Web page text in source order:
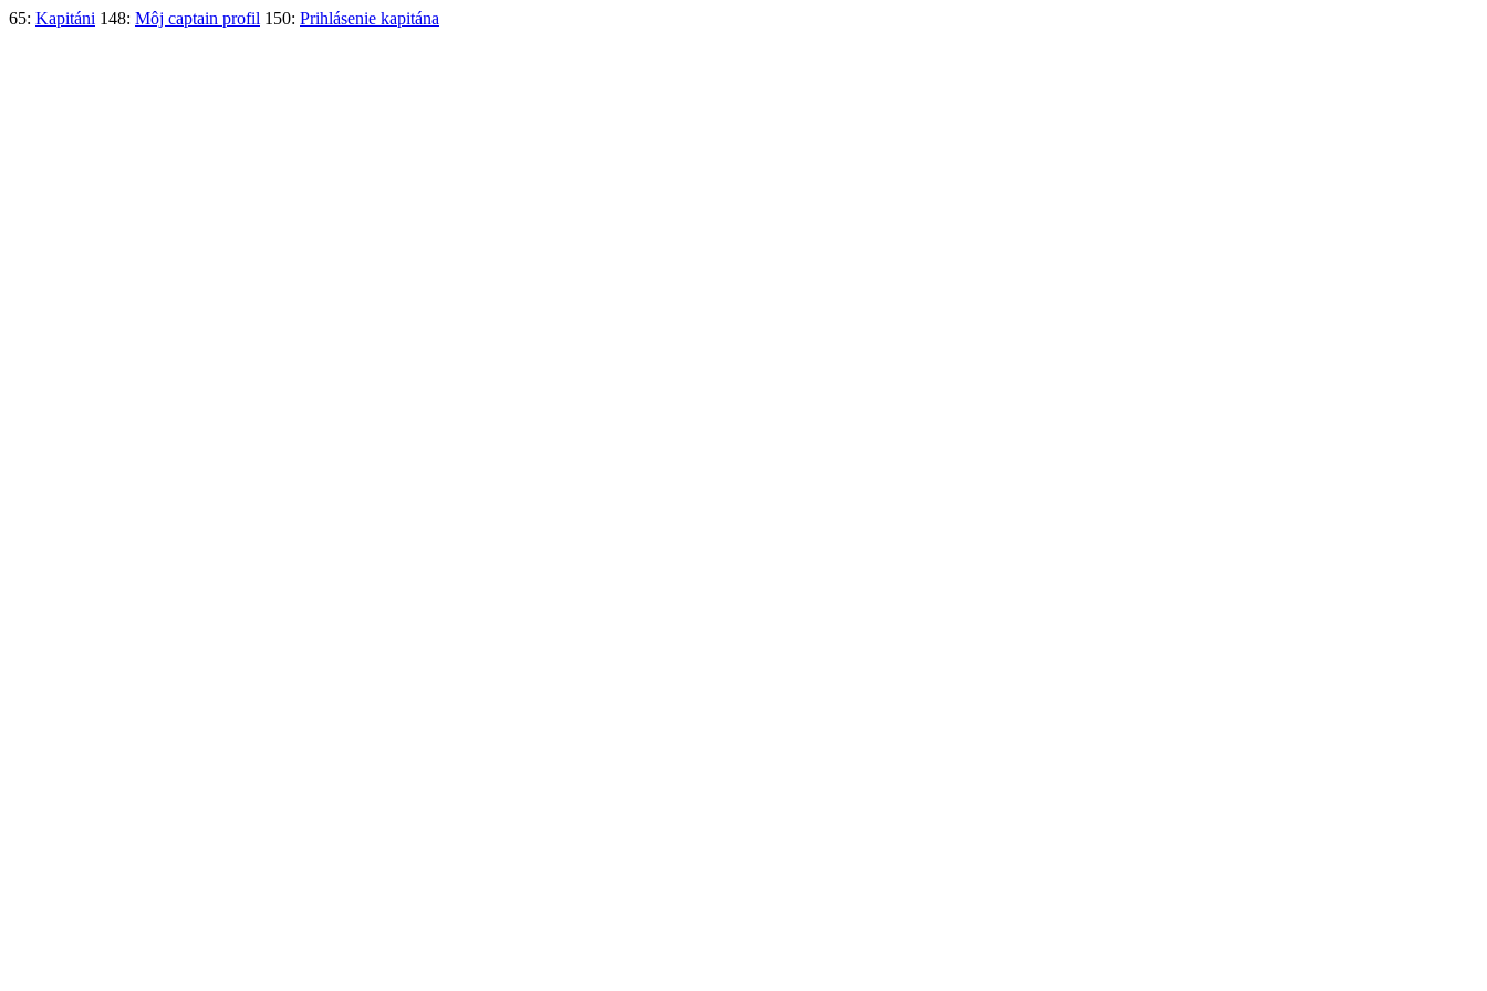
65: Kapitáni 148: Môj captain profil 150: Prihlásenie kapitána